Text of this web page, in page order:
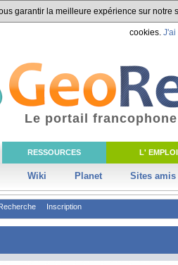
garantir la meilleure expérience sur
cookies. J'ai
RESSOURCES L' EMPLOI
Wiki Planet Sites amis
Le portail
Inscription